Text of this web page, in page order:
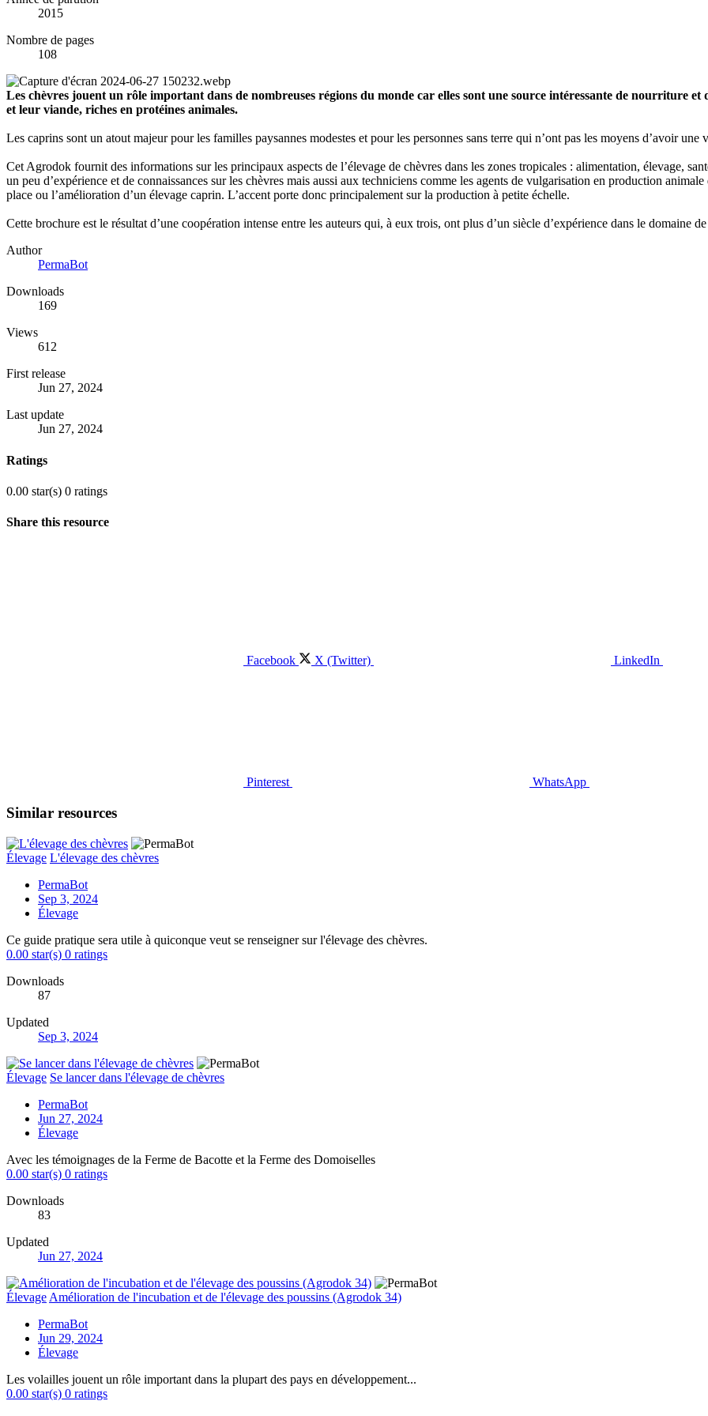
2015
Nombre de pages
108
Les chèvres jouent un rôle important dans de nombreuses régions du monde car elles sont une source intéressante de nourriture
et leur viande, riches en protéines animales.
Les caprins sont un atout majeur pour les familles paysannes modestes et pour les personnes sans terre qui n’ont pas les moyens d’avoir une
Cet Agrodok fournit des informations sur les principaux aspects de l’élevage de chèvres dans les zones tropicales : alimentation, élevage,
un peu d’expérience et de connaissances sur les chèvres mais aussi aux techniciens comme les agents de vulgarisation en production
place ou l’amélioration d’un élevage caprin. L’accent porte donc principalement sur la production à petite échelle.
Cette brochure est le résultat d’une coopération intense entre les auteurs qui, à eux trois, ont plus d’un siècle d’expérience dans le domaine
Author
PermaBot
Downloads
169
Views
612
First release
Jun 27, 2024
Last update
Jun 27, 2024
Ratings
0.00 star(s) 0 ratings
Share this resource
Facebook X (Twitter) LinkedIn
Pinterest WhatsApp
Similar resources
Élevage L'élevage des chèvres
PermaBot
Sep 3, 2024
Élevage
Ce guide pratique sera utile à quiconque veut se renseigner sur l'élevage des chèvres.
0.00 star(s) 0 ratings
Downloads
87
Updated
Sep 3, 2024
Élevage Se lancer dans l'élevage de chèvres
PermaBot
Jun 27, 2024
Élevage
Avec les témoignages de la Ferme de Bacotte et la Ferme des Domoiselles
0.00 star(s) 0 ratings
Downloads
83
Updated
Jun 27, 2024
Élevage Amélioration de l'incubation et de l'élevage des poussins (Agrodok 34)
PermaBot
Jun 29, 2024
Élevage
Les volailles jouent un rôle important dans la plupart des pays en développement...
0.00 star(s) 0 ratings